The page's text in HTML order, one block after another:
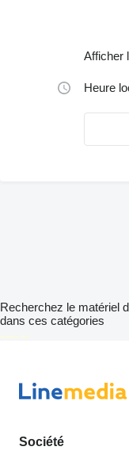
Afficher
Heure
Recherchez le matériel
dans ces catégories
disallow-in-dsa
Société